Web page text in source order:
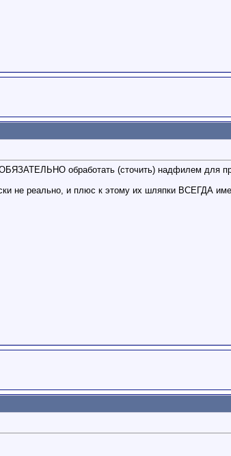
обработать (сточить) надфилем для
не реально, и плюс к этому их шляпки ВСЕГДА